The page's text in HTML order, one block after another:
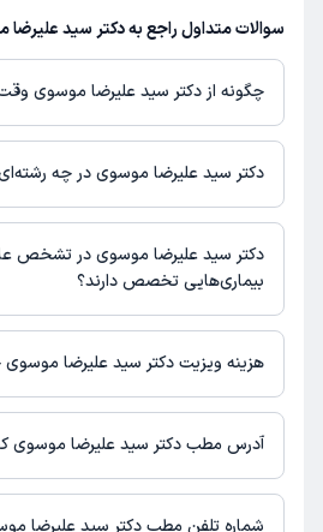
سوالات متداول راجع به دکتر سید
چگونه از دکتر سید علیرضا موسوی
در صورتی کهدکتر سید علیرضا موسویدارای
پلتفرم دکترتو باشند، می‌توانید از طریق این
آدرس مطب، شماره تماس، برنامه حضور در
سایر اطلاعات مرتبط با خدمات پزشکی و
در دکترتو در دسترس باشد
دکتر سید علیرضا موسوی در چه
دکتر سید علیرضا موسوی در رشته‌های زیر
عفونی
دکتر سید علیرضا موسوی در تشخص
بیماری‌هایی تخصص دارند؟
دکتر سید علیرضا موسوی در تشخیص علائم و
فعالیت می‌کنند.
هزینه ویزیت دکتر سید علیرضا
برای اطلاع از هزینه ویزیت دکتر سید علیرضا
بگیرید.آدرس مطب دکتر سید علیرضا موسوی
دکتر سید علیرضا موسوی 2
موسوی به شرح زیر است.
شماره تلفن مطب دکتر سید علیرضا